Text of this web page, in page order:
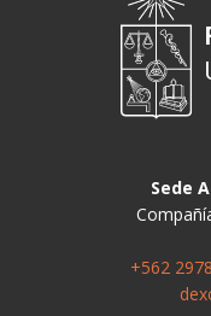
Sede
+562